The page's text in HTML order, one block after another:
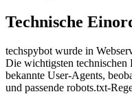
Technische
techspybot wurde in
Die wichtigsten technischen
bekannte User-Agents,
und passende robots.txt-